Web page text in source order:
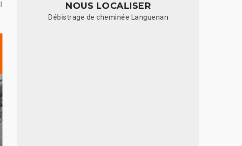
NOUS LOCALISER
Débistrage de cheminée Languenan